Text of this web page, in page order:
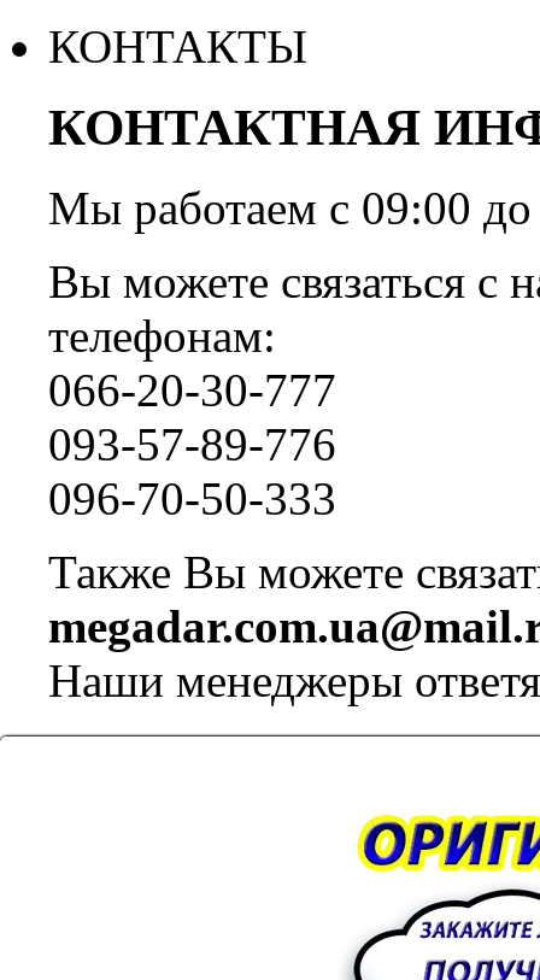
КОНТАКТЫ
КОНТАКТНАЯ
Мы работаем с 09:00
Вы можете связаться с
телефонам:
066-20-30-777
093-57-89-776
096-70-50-333
Также Вы можете
Наши менеджеры